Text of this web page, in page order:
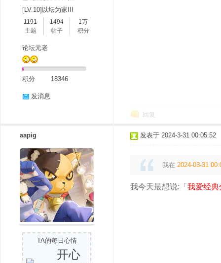
[LV.10]以坛为家III
1191
主题
1494
帖子
1万
积分
论坛元老
积分 18346
发消息
回复
aapig
TA的每日心情
开心
发表于 2024-3-31 00:05:52
我在 2024-03-31
我今天最想说:「 我爱经典